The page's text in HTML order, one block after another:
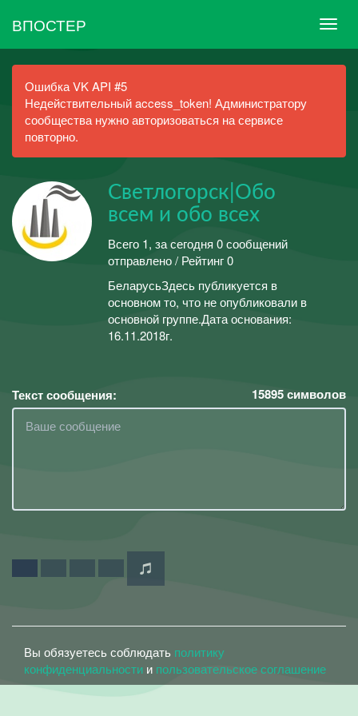
ВПОСТЕР
Ошибка VK API #5
Недействительный access_token! Администратору
сообщества нужно авторизоваться на сервисе
повторно.
Светлогорск|Обо
всем и обо всех
Всего 1, за сегодня 0 сообщений
отправлено / Рейтинг 0
БеларусьЗдесь публикуется в
основном то, что не опубликовали в
основной группе.Дата основания:
16.11.2018г.
Текст сообщения: 15895символов
Вы обязуетесь соблюдать политику
конфиденциальности и пользовательское соглашение